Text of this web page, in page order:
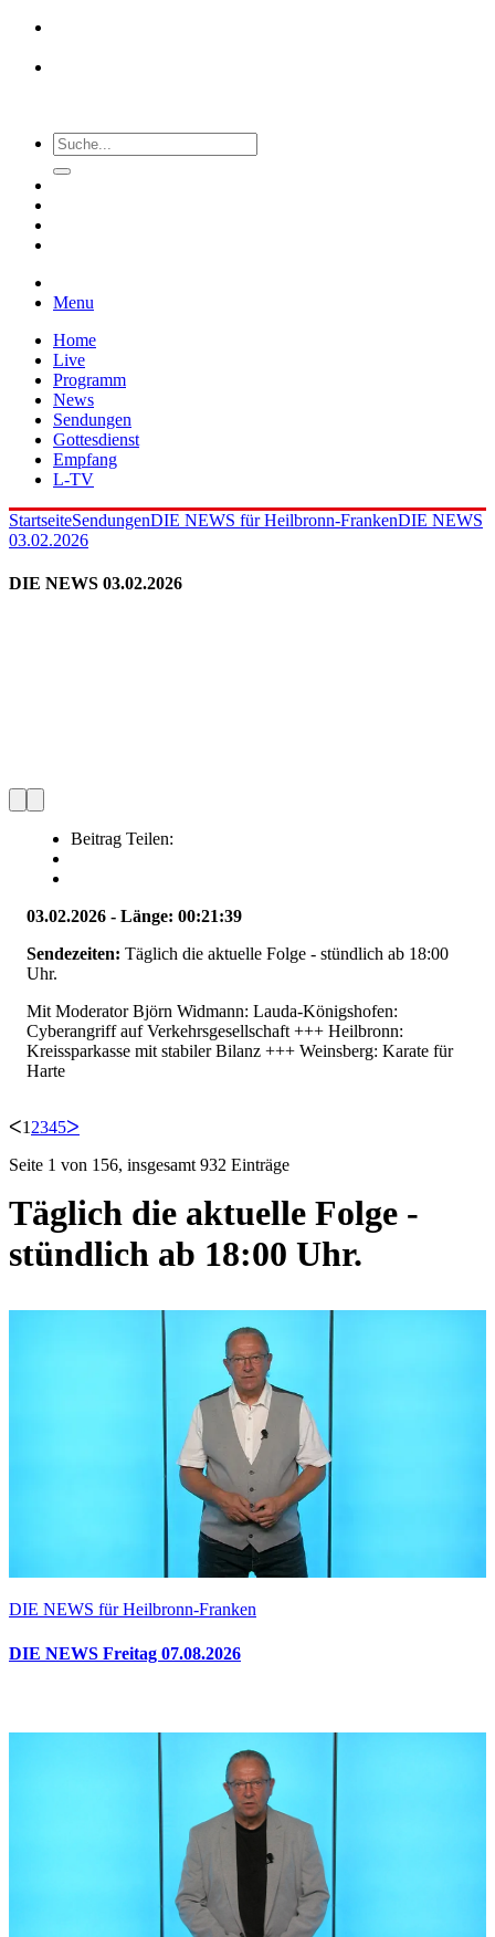
Menu
Home
Live
Programm
News
Sendungen
Gottesdienst
Empfang
L-TV
StartseiteSendungenDIE NEWS für Heilbronn-FrankenDIE NEWS
03.02.2026
DIE NEWS 03.02.2026
Beitrag Teilen:
03.02.2026 - Länge: 00:21:39
Sendezeiten: Täglich die aktuelle Folge - stündlich ab 18:00
Uhr.
Mit Moderator Björn Widmann: Lauda-Königshofen:
Cyberangriff auf Verkehrsgesellschaft +++ Heilbronn:
Kreissparkasse mit stabiler Bilanz +++ Weinsberg: Karate für
Harte
ᐸ1 2345ᐳ
Seite 1 von 156, insgesamt 932 Einträge
Täglich die aktuelle Folge -
stündlich ab 18:00 Uhr.
DIE NEWS für Heilbronn-Franken
DIE NEWS Freitag 07.08.2026